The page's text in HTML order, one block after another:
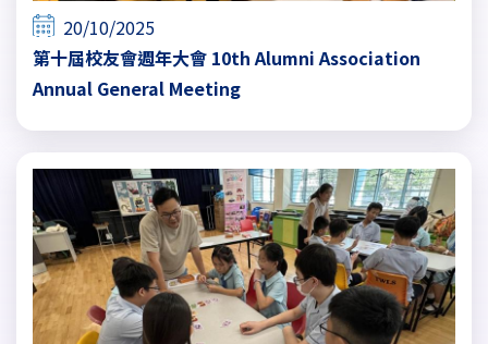
20/10/2025
第十屆校友會週年大會 10th Alumni Association
Annual General Meeting